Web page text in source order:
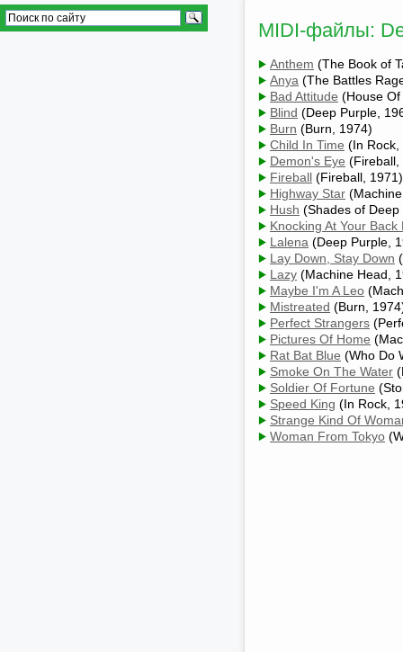
MIDI-файлы:
Anthem (The Book of
Anya (The Battles
Bad Attitude (House
Blind (Deep Purple,
Burn (Burn, 1974)
Child In Time (In Rock,
Demon's Eye (Fireball,
Fireball (Fireball, 1971)
Highway Star
Hush (Shades of
Knocking At Your Back
Lalena (Deep Purple,
Lay Down, Stay Down
Lazy (Machine Head,
Maybe I'm A Leo
Mistreated (Burn,
Perfect Strangers
Pictures Of Home
Rat Bat Blue (Who Do
Smoke On The Water
Soldier Of Fortune
Speed King (In Rock,
Strange Kind Of
Woman From Tokyo